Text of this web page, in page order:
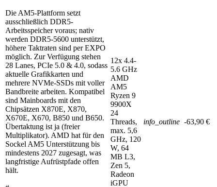
Die AM5-Plattform setzt
ausschließlich DDR5-
Arbeitsspeicher voraus; nativ
werden DDR5-5600 unterstützt,
höhere Taktraten sind per EXPO
möglich. Zur Verfügung stehen
28 Lanes, PCIe 5.0 & 4.0, sodass
aktuelle Grafikkarten und
mehrere NVMe-SSDs mit voller
Bandbreite arbeiten. Kompatibel
sind Mainboards mit den
Chipsätzen X870E, X870,
X670E, X670, B850 und B650.
Übertaktung ist ja (freier
Multiplikator). AMD hat für den
Sockel AM5 Unterstützung bis
mindestens 2027 zugesagt, was
langfristige Aufrüstpfade offen
hält.
12x 4.4-
5.6 GHz
AMD
AM5
Ryzen 9
9900X
24
Threads,
max. 5,6
GHz, 120
W, 64
MB L3,
Zen 5,
Radeon
iGPU
info_outline -63,90 €